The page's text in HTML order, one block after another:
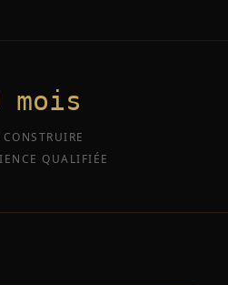
mois
CONSTRUIRE
QUALIFIÉE